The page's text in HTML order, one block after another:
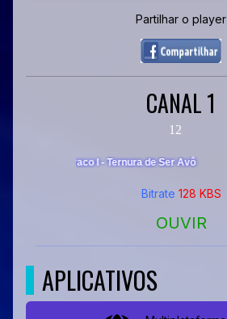
Partilhar o player
CANAL 1
Bitrate 128 KBS
OUVIR
APLICATIVOS